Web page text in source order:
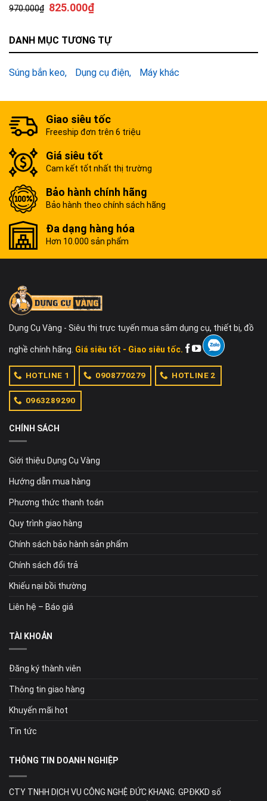
970.000₫ 825.000₫
DANH MỤC TƯƠNG TỰ
Súng bắn keo Dụng cụ điện Máy khác
Giao siêu tốc
Freeship đơn trên 6 triệu
Giá siêu tốt
Cam kết tốt nhất thị trường
Bảo hành chính hãng
Bảo hành theo chính sách hãng
Đa dạng hàng hóa
Hơn 10.000 sản phẩm
Dụng Cụ Vàng - Siêu thị trực tuyến mua sắm dụng cụ, thiết bị, đồ
nghề chính hãng. Giá siêu tốt - Giao siêu tốc.
HOTLINE 1 0908770279 HOTLINE 2
0963289290
CHÍNH SÁCH
Giới thiệu Dụng Cụ Vàng
Hướng dẫn mua hàng
Phương thức thanh toán
Quy trình giao hàng
Chính sách bảo hành sản phẩm
Chính sách đổi trả
Khiếu nại bồi thường
Liên hệ – Báo giá
TÀI KHOẢN
Đăng ký thành viên
Thông tin giao hàng
Khuyến mãi hot
Tin tức
THÔNG TIN DOANH NGHIỆP
CTY TNHH DỊCH VỤ CÔNG NGHỆ ĐỨC KHANG. GPĐKKD số